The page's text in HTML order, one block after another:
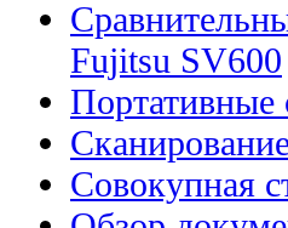
Fujitsu SV600
Портативные
Совокупная